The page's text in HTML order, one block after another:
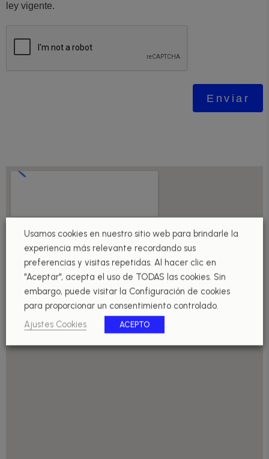
ley vigente.
Enviar
Usamos cookies en nuestro sitio web para brindarle la
experiencia más relevante recordando sus
preferencias y visitas repetidas. Al hacer clic en
"Aceptar", acepta el uso de TODAS las cookies. Sin
embargo, puede visitar la Configuración de cookies
para proporcionar un consentimiento controlado.
Ajustes Cookies
ACEPTO